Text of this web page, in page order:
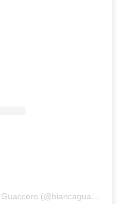
Un post condiviso da Bianca Guaccero (@biancaguacceroreal)